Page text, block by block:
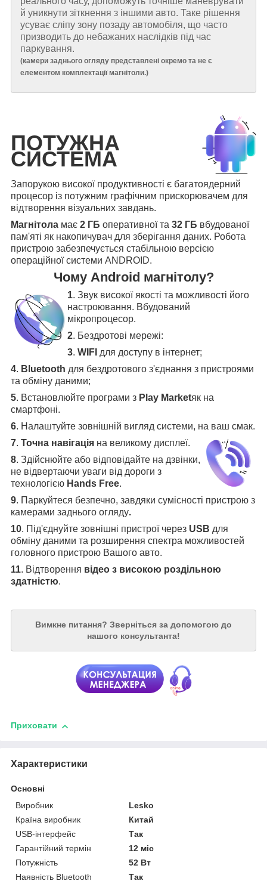
й уникнути зіткнення з іншими авто. Таке рішення
усуває сліпу зону позаду автомобіля, що часто
призводить до небажаних наслідків під час
паркування.
(камери заднього огляду представлені окремо та не є
елементом комплектації магнітоли.)
ПОТУЖНА
СИСТЕМА
Запорукою високої продуктивності є багатоядерний
процесор із потужним графічним прискорювачем для
відтворення візуальних завдань.
Магнітола має 2 ГБ оперативної та 32 ГБ вбудованої
пам'яті як накопичувач для зберігання даних. Робота
пристрою забезпечується стабільною версією
операційної системи ANDROID.
Чому Android магнітолу?
1. Звук високої якості та можливості його
настроювання. Вбудований
мікропроцесор.
2. Бездротові мережі:
3. WIFI для доступу в інтернет;
4. Bluetooth для бездротового з'єднання з пристроями
та обміну даними;
5. Встановлюйте програми з Play Marketяк на
смартфоні.
6. Налаштуйте зовнішній вигляд системи, на ваш смак.
7. Точна навігація на великому дисплеї.
8. Здійснюйте або відповідайте на дзвінки,
не відвертаючи уваги від дороги з
технологією Hands Free.
9. Паркуйтеся безпечно, завдяки сумісності пристрою з
камерами заднього огляду.
10. Під'єднуйте зовнішні пристрої через USB для
обміну даними та розширення спектра можливостей
головного пристрою Вашого авто.
11. Відтворення відео з високою роздільною
здатністю.
Вимкне питання? Зверніться за допомогою до
нашого консультанта!
Приховати
Характеристики
Основні
Виробник
Lesko
Країна виробник
Китай
USB-інтерфейс
Так
Гарантійний термін
12 міс
Потужність
52 Вт
Наявність Bluetooth
Так